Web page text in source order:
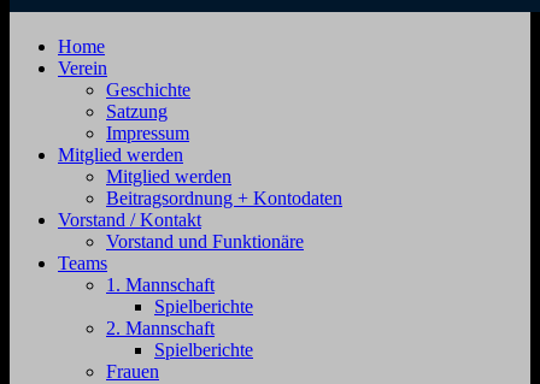
Zehdenick
Jahnstraße
Zehdenick
Home
Verein
Geschichte
Satzung
Impressum
Mitglied werden
Mitglied werden
Beitragsordnung + Kontodaten
Vorstand / Kontakt
Vorstand und Funktionäre
Teams
1. Mannschaft
Spielberichte
2. Mannschaft
Spielberichte
Frauen